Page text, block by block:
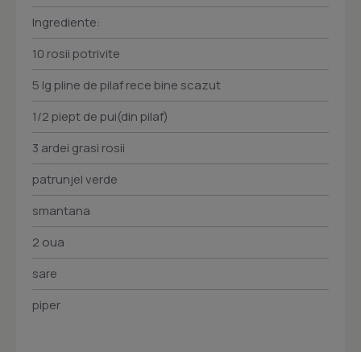
Ingrediente:
10 rosii potrivite
5 lg pline de pilaf rece bine scazut
1/2 piept de pui(din pilaf)
3 ardei grasi rosii
patrunjel verde
smantana
2 oua
sare
piper